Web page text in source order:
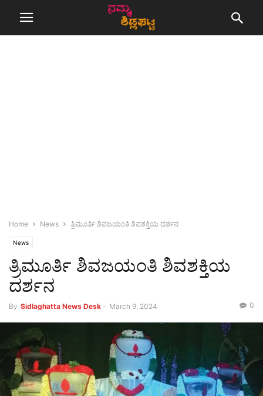
Home News ತ್ರಿಮೂರ್ತಿ ಶಿವಜಯಂತಿ ಶಿವಶಕ್ತಿಯ ದರ್ಶನ
News
ತ್ರಿಮೂರ್ತಿ ಶಿವಜಯಂತಿ ಶಿವಶಕ್ತಿಯ
ದರ್ಶನ
By Sidlaghatta News Desk - March 9, 2024 0